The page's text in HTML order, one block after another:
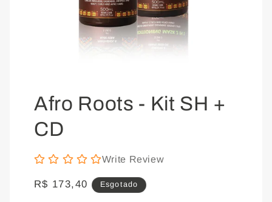
mídia
na
modal
Afro Roots - Kit SH +
CD
Write Review
Preço
R$ 173,40 Esgotado